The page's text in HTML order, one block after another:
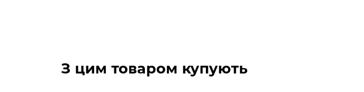
З цим товаром купують